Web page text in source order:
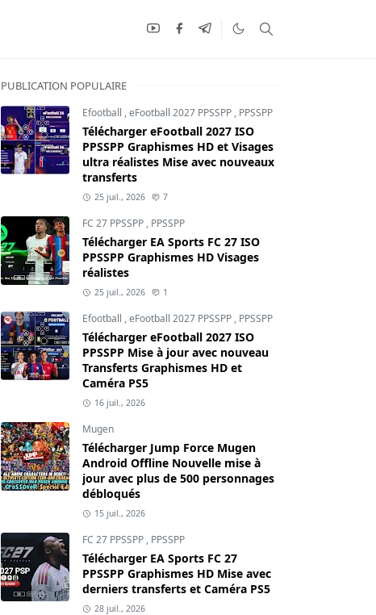
PUBLICATION POPULAIRE
Efootball ,eFootball 2027 PPSSPP , PPSSPP
Télécharger eFootball 2027 ISO
PPSSPP Graphismes HD et Visages
ultra réalistes Mise avec nouveaux
transferts
25 juil., 2026 7
FC 27 PPSSPP , PPSSPP
Télécharger EA Sports FC 27 ISO
PPSSPP Graphismes HD Visages
réalistes
25 juil., 2026 1
Efootball ,eFootball 2027 PPSSPP , PPSSPP
Télécharger eFootball 2027 ISO
PPSSPP Mise à jour avec nouveau
Transferts Graphismes HD et
Caméra PS5
16 juil., 2026
Mugen
Télécharger Jump Force Mugen
Android Offline Nouvelle mise à
jour avec plus de 500 personnages
débloqués
15 juil., 2026
FC 27 PPSSPP , PPSSPP
Télécharger EA Sports FC 27
PPSSPP Graphismes HD Mise avec
derniers transferts et Caméra PS5
28 juil., 2026